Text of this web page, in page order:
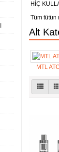
HİÇ
Tüm tütün
Alt
MTL